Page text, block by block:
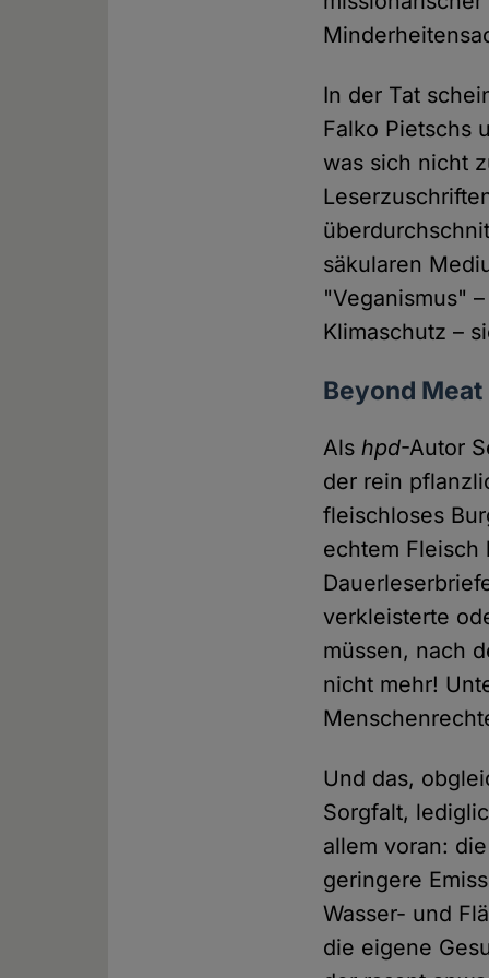
In der Tat
Falko Pietschs
was sich nicht
säkularen
"Veganismus"
Klimaschutz –
Beyond Meat
Alshpd-Autor
der rein
fleischloses
echtem Fleisch
verkleisterte
müssen, nach
nicht mehr!
Und das,
Sorgfalt,
allem voran:
geringere
Wasser- und
die eigene